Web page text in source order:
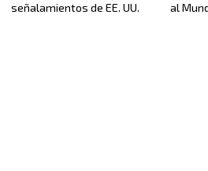
señalamientos de EE. UU.
al